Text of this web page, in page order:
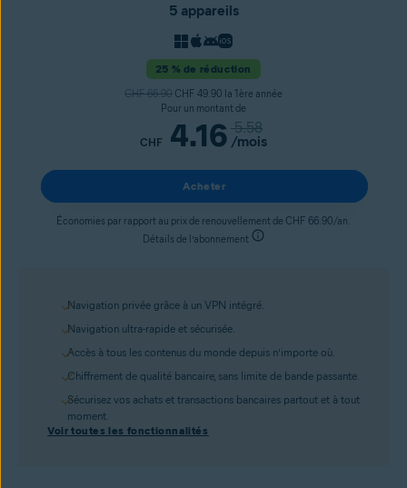
Navigation privée grâce à un VPN intégré.
Navigation ultra-rapide et sécurisée.
Accès à tous les contenus du monde depuis n’importe où.
Chiffrement de qualité bancaire, sans limite de bande passante.
Sécurisez vos achats et transactions bancaires partout et à tout
moment.
Voir toutes les fonctionnalités
5 appareils
25 % de réduction
CHF 66.90 CHF 49.90 la 1ère année
Pour un montant de
CHF 4.16 5.58
/mois
Acheter
Économies par rapport au prix de renouvellement de CHF 66.90/an.
Détails de l’abonnement